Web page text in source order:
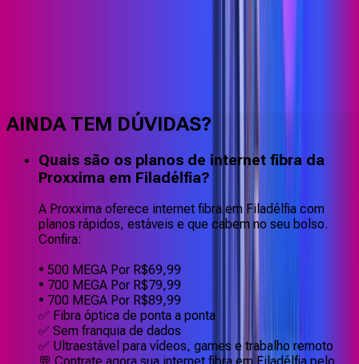
AINDA TEM DÚVIDAS?
Quais são os planos de internet fibra da
Proxxima em Filadélfia?
A Proxxima oferece internet fibra em Filadélfia com
planos rápidos, estáveis e que cabem no seu bolso.
Confira:
• 500 MEGA Por R$69,99
• 700 MEGA Por R$79,99
• 700 MEGA Por R$89,99
✅ Fibra óptica de ponta a ponta
✅ Sem franquia de dados
✅ Ultraestável para vídeos, games e trabalho remoto